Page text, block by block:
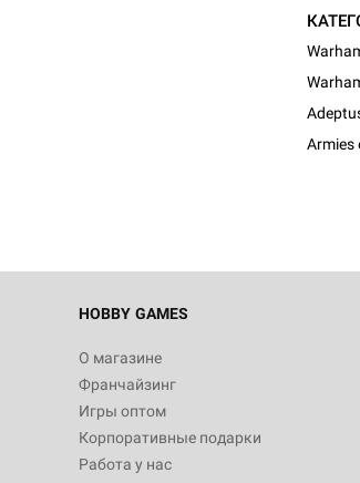
Armies
HOBBY GAMES
О магазине
Франчайзинг
Игры оптом
Корпоративные подарки
Работа у нас
Настольная игра Hobby World
Белая смерть
12 990
Настольная игра Hobby World Ужас
3 490